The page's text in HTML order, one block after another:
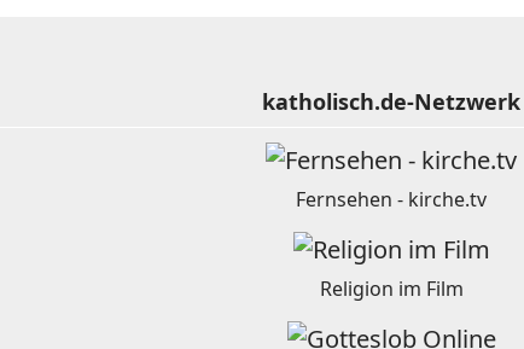
katholisch.de-Netzwerk
Fernsehen - kirche.tv
Religion im Film